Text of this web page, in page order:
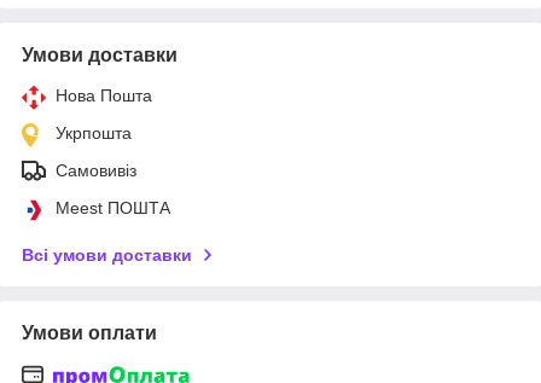
Умови доставки
Нова Пошта
Укрпошта
Самовивіз
Meest ПОШТА
Всі умови доставки
Умови оплати